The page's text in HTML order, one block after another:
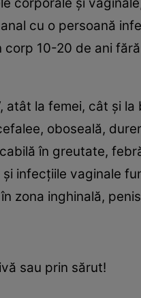
corporale şi
cu o persoană
corp 10-20 de ani
atât la femei, cât şi
oboseală,
în greutate,
şi infecţiile vaginale
zona inghinală,
sau prin sărut!